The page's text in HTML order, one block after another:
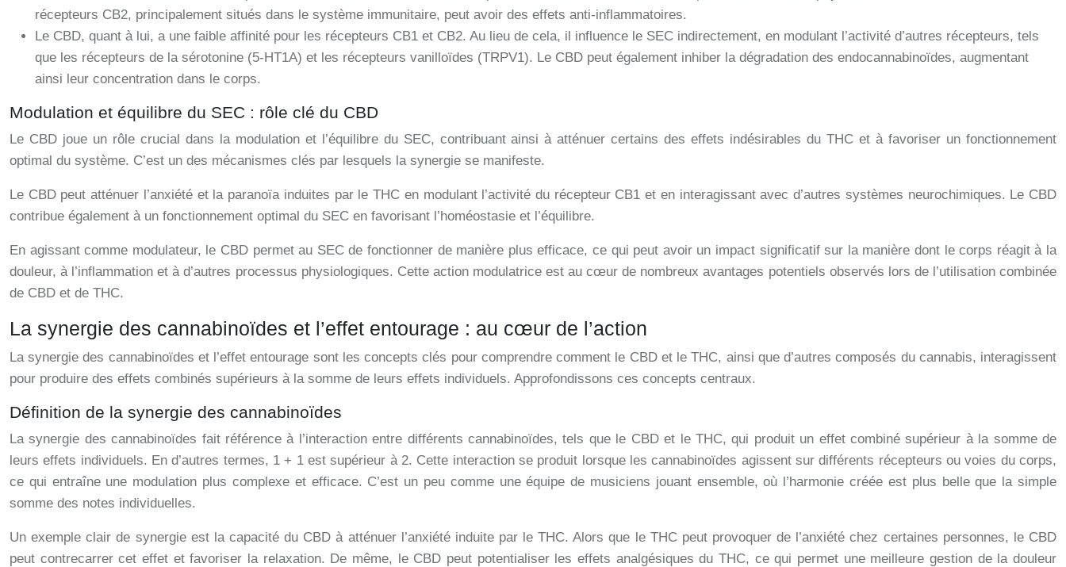
récepteurs CB2, principalement situés dans le système immunitaire, peut avoir des effets anti-inflammatoires.
Le CBD, quant à lui, a une faible affinité pour les récepteurs CB1 et CB2. Au lieu de cela, il influence le SEC indirectement, en modulant l’activité d’autres récepteurs, tels
que les récepteurs de la sérotonine (5-HT1A) et les récepteurs vanilloïdes (TRPV1). Le CBD peut également inhiber la dégradation des endocannabinoïdes, augmentant
ainsi leur concentration dans le corps.
Modulation et équilibre du SEC : rôle clé du CBD
Le CBD joue un rôle crucial dans la modulation et l’équilibre du SEC, contribuant ainsi à atténuer certains des effets indésirables du THC et à favoriser un fonctionnement
optimal du système. C’est un des mécanismes clés par lesquels la synergie se manifeste.
Le CBD peut atténuer l’anxiété et la paranoïa induites par le THC en modulant l’activité du récepteur CB1 et en interagissant avec d’autres systèmes neurochimiques. Le CBD
contribue également à un fonctionnement optimal du SEC en favorisant l’homéostasie et l’équilibre.
En agissant comme modulateur, le CBD permet au SEC de fonctionner de manière plus efficace, ce qui peut avoir un impact significatif sur la manière dont le corps réagit à la
douleur, à l’inflammation et à d’autres processus physiologiques. Cette action modulatrice est au cœur de nombreux avantages potentiels observés lors de l’utilisation combinée
de CBD et de THC.
La synergie des cannabinoïdes et l’effet entourage : au cœur de l’action
La synergie des cannabinoïdes et l’effet entourage sont les concepts clés pour comprendre comment le CBD et le THC, ainsi que d’autres composés du cannabis, interagissent
pour produire des effets combinés supérieurs à la somme de leurs effets individuels. Approfondissons ces concepts centraux.
Définition de la synergie des cannabinoïdes
La synergie des cannabinoïdes fait référence à l’interaction entre différents cannabinoïdes, tels que le CBD et le THC, qui produit un effet combiné supérieur à la somme de
leurs effets individuels. En d’autres termes, 1 + 1 est supérieur à 2. Cette interaction se produit lorsque les cannabinoïdes agissent sur différents récepteurs ou voies du corps,
ce qui entraîne une modulation plus complexe et efficace. C’est un peu comme une équipe de musiciens jouant ensemble, où l’harmonie créée est plus belle que la simple
somme des notes individuelles.
Un exemple clair de synergie est la capacité du CBD à atténuer l’anxiété induite par le THC. Alors que le THC peut provoquer de l’anxiété chez certaines personnes, le CBD
peut contrecarrer cet effet et favoriser la relaxation. De même, le CBD peut potentialiser les effets analgésiques du THC, ce qui permet une meilleure gestion de la douleur